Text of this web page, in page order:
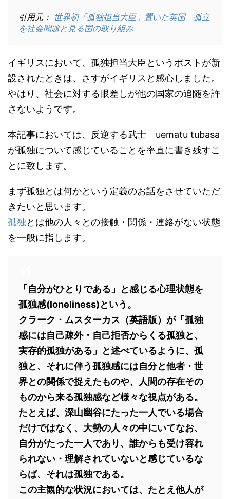
引用元： 世界初「孤独担当大臣」置いた英国 孤立
を社会問題と見る国の取り組み
イギリスにおいて、孤独担当大臣というポストが新
設されたときは、さすがイギリスと感心しました。
やはり、社会に対する眼差しが他の国家の追随を許
さないようです。
本記事においては、反逆する武士 uematu tubasa
が孤独について感じていることを率直に書き残すこ
とに致します。
まず孤独とは何かという定義のお話をさせていただ
きたいと思います。
孤独とは他の人々との接触・関係・連絡がない状態
を一般に指します。
「自分がひとりである」と感じる心理状態を
孤独感(loneliness)という。
クラーク・ムスターカス（英語版）が「孤独
感には自己疎外・自己拒否からくる孤独と、
実存的孤独がある」と述べているように、孤
独と、それに伴う孤独感には自分と他者・世
界との関係で捉えたものや、人間の存在その
ものから来る孤独感など様々な視点がある。
たとえば、深山幽谷にたった一人でいる場合
だけではなく、大勢の人々の中にいてなお、
自分がたった一人であり、誰からも受け容れ
られない・理解されていないと感じているな
らば、それは孤独である。
この主観的な状況においては、たとえ他人が